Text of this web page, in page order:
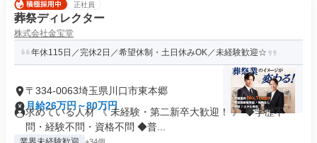
正社員
葬祭ディレクター
株式会社金宝堂
年休115日／完休2日／希望休制・土日休みOK／未経験歓迎☆
〒334-0063埼玉県川口市東本郷
月給26万円～80万円
求めている人材 《 未経験・第二新卒大歓迎！ 》 ◆学歴不
問・経験不問・資格不問 ◆普...